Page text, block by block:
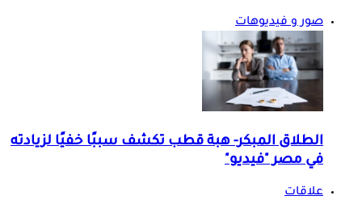
صور و فيديوهات
الطلاق المبكر- هبة قطب تكشف سببًا خفيًا لزيادته
في مصر "فيديو"
علاقات